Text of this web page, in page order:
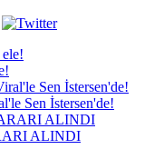
Sen İstersen'de!
ALINDI